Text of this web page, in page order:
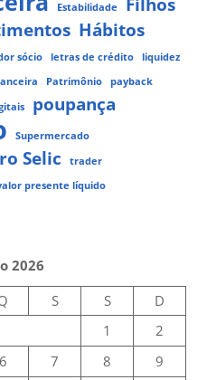
Estabilidade Filhos
Hábitos
sócio letras de crédito
liquidez
Patrimônio
payback
poupança
Supermercado
Selic
trader
presente líquido
2026
S S
D
1
2
6 7 8
9